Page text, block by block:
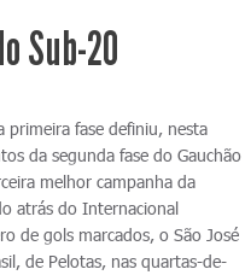
Sub-20
primeira fase definiu, nesta
da segunda fase do Gauchão
melhor campanha da
atrás do Internacional
de gols marcados, o São José
de Pelotas, nas quartas-de-